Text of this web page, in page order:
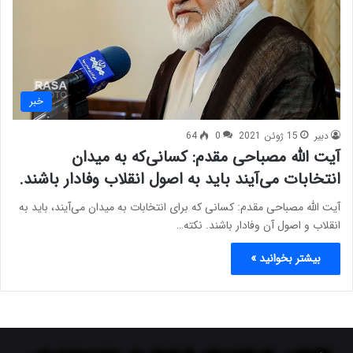
خبر
دبیر 15 ژوئن 2021 0
64
آیت الله مصباحی مقدم: کسانی‌که به میدان
انتخابات می‌آیند باید به اصول انقلاب وفادار باشند.
آیت الله مصباحی مقدم: کسانی که برای انتخابات به میدان می‌آیند، باید به
انقلاب و اصول آن وفادار باشند. نکته…
بیشتر بخوانید »